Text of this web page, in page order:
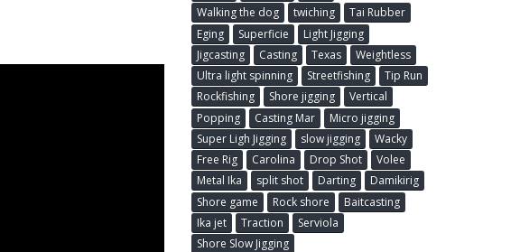
Walking the dog
twiching
Tai Rubber
Eging
Superficie
Light Jigging
Jigcasting
Casting Texas
Weightless
Ultra light spinning
Streetfishing
Tip Run
Rockfishing
Shore jigging
Vertical
Popping
Casting Mar
Micro jigging
Super Ligh Jigging
slow jigging
Wacky
Free Rig
Carolina Drop Shot
Volee
Metal Ika
split shot Darting
Damikirig
Shore game
Rock shore
Baitcasting
Ika jet
Traction
Serviola
Shore Slow Jigging